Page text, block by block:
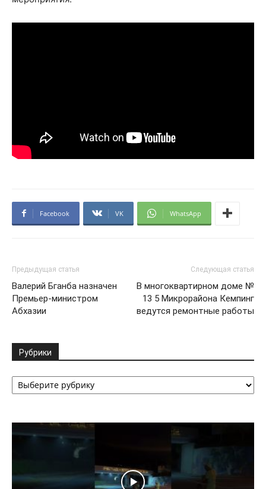
Facebook VK WhatsApp
Предыдущая статья
Валерий Бганба назначен
Премьер-министром
Абхазии
Следующая статья
В многоквартирном доме №
13 5 Микрорайона Кемпинг
ведутся ремонтные работы
Рубрики
Рубрики